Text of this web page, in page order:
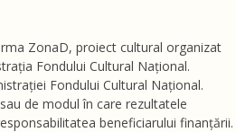
ZonaD, proiect cultural organizat
Fondului Cultural Național.
Fondului Cultural Național.
de modul în care rezultatele
beneficiarului finanțării.